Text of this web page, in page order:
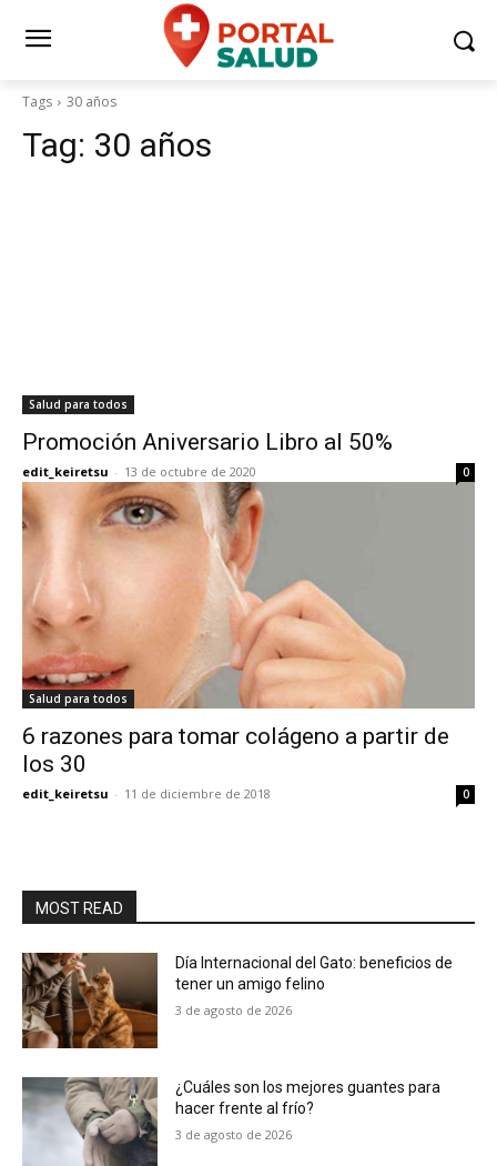
Tags 30 años
Tag: 30 años
Salud para todos
Promoción Aniversario Libro al 50%
edit_keiretsu - 13 de octubre de 2020 0
Salud para todos
6 razones para tomar colágeno a partir de
los 30
edit_keiretsu - 11 de diciembre de 2018 0
MOST READ
Día Internacional del Gato: beneficios de
tener un amigo felino
3 de agosto de 2026
¿Cuáles son los mejores guantes para
hacer frente al frío?
3 de agosto de 2026